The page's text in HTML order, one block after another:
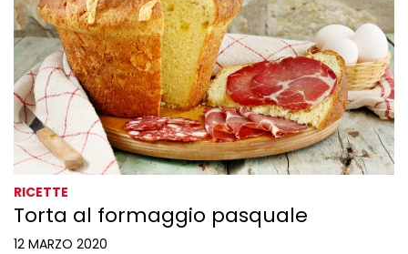
RICETTE
Torta al formaggio pasquale
12 MARZO 2020